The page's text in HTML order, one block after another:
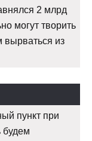
2 млрд
могут творить
вырваться из
пункт при
будем